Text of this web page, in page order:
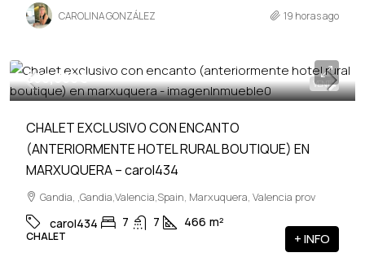
CAROLINA GONZÁLEZ 19 horas ago
VENTA
650,000€
CHALET EXCLUSIVO CON ENCANTO
(ANTERIORMENTE HOTEL RURAL BOUTIQUE) EN
MARXUQUERA – carol434
Gandia, ,Gandia,Valencia,Spain, Marxuquera, Valencia prov
carol434 7 7 466 m²
CHALET + INFO